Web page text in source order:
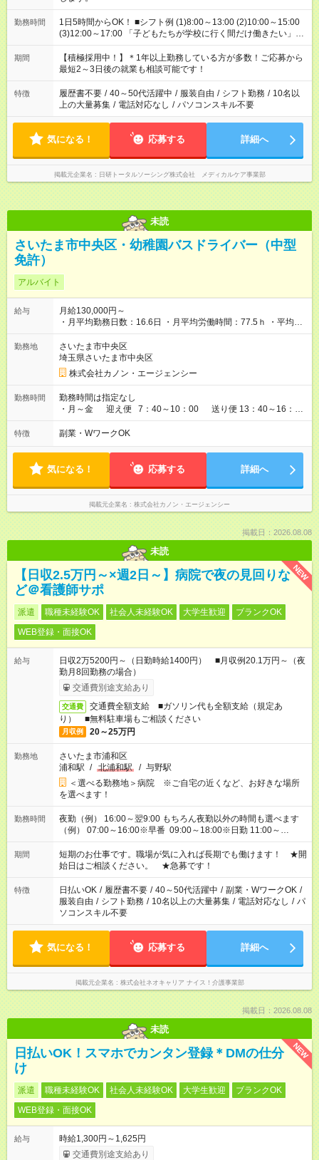
勤務時間
1日5時間からOK！ ■シフト例 (1)8:00～13:00 (2)10:00～15:00
(3)12:00～17:00 「子どもたちが学校に行く間だけ働きたい」
「余裕を持って夕飯の準備がしたい」 「午前中は働いて、午後
はプライベートの時間にしたい」 など、ご希望を教えてくださ
いね。 ※Wワーク希望の方へ 今ご覧のお仕事で希望する勤務時
間と、もう1つのお仕事の勤務時間。 合計で週40時間を超える
場合は応募できません。
期間
【積極採用中！】＊1年以上勤務している方が多数！ご応募から
最短2～3日後の就業も相談可能です！
特徴 履歴書不要 / 40～50代活躍中 / 服装自由 / シフト勤務 / 10名以
上の大量募集 / 電話対応なし / パソコンスキル不要
気になる！ 応募する 詳細へ
掲載元企業名 日研トータルソーシング株式会社 メディカルケア事業部
未読
さいたま市中央区・幼稚園バスドライバー（中型
免許）
アルバイト
給与
月給130,000円～
・月平均勤務日数：16.6日 ・月平均労働時間：77.5ｈ ・平均時
給：1,678円 【試用期間】試用期間あり 試用期間の長さ：3ヶ月
雇用形態、給与は本採用時と同じです。
勤務地
さいたま市中央区
埼玉県さいたま市中央区
株式会社カノン・エージェンシー
勤務時間
勤務時間は指定なし
・月～金 迎え便 7：40～10：00 送り便 13：40～16：
00 ※準備時間各30分ずつ含む ・間の時間は基本自由ですが、
行事や雑務がある場合はお手伝いしていただきます。（別途手
特徴 副業・WワークOK
気になる！ 応募する 詳細へ
掲載元企業名 株式会社カノン・エージェンシー
掲載日：2026.08.08
未読
NEW
【日収2.5万円～×週2日～】病院で夜の見回りな
ど＠看護師サポ
派遣 職種未経験OK 社会人未経験OK 大学生歓迎
ブランクOK
WEB登録・面接OK
給与
日収2万5200円～（日勤時給1400円） ■月収例20.1万円～（夜
勤月8回勤務の場合）
交通費別途支給あり
交通費
交通費全額支給 ■ガソリン代も全額支給（規定あ
り） ■無料駐車場もご相談ください
月収例 20～25万円
勤務地
さいたま市浦和区
浦和駅 / 北浦和駅 / 与野駅
＜選べる勤務地＞病院 ※ご自宅の近くなど、お好きな場所
を選べます！
勤務時間
夜勤（例） 16:00～翌9:00 もちろん夜勤以外の時間も選べます
（例） 07:00～16:00※早番 09:00～18:00※日勤 11:00～
20:00※遅番 ※時間は、固定・選べる施設もあるので、ご希望が
あれば調整できます！ ※シフト制。勤務地により実働時間が異
なります。★家庭の都合でお休みが必要な場合も遠慮なくご相談
ください。
期間
短期のお仕事です。職場が気に入れば長期でも働けます！ ★開
始日はご相談ください。 ★急募です！
特徴 日払いOK / 履歴書不要 / 40～50代活躍中 / 副業・WワークOK /
服装自由 / シフト勤務 / 10名以上の大量募集 / 電話対応なし / パ
ソコンスキル不要
気になる！ 応募する 詳細へ
掲載元企業名 株式会社ネオキャリア ナイス！介護事業部
掲載日：2026.08.08
未読
NEW
日払いOK！スマホでカンタン登録＊DMの仕分
け
派遣 職種未経験OK 社会人未経験OK 大学生歓迎
ブランクOK
WEB登録・面接OK
給与
時給1,300円～1,625円
交通費別途支給あり